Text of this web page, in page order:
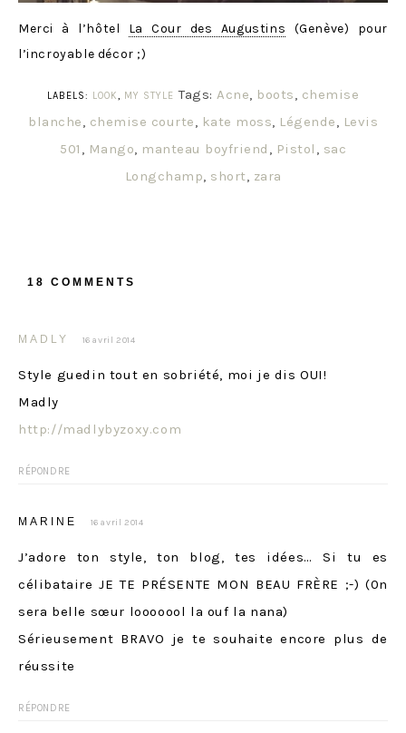
Merci à l’hôtel La Cour des Augustins (Genève) pour
l’incroyable décor ;)
LABELS: LOOK, MY STYLE Tags: Acne, boots, chemise
blanche, chemise courte, kate moss, Légende, Levis
501 , Mango, manteau boyfriend , Pistol , sac
Longchamp, short, zara
18 COMMENTS
MADLY 16 avril 2014
Style guedin tout en sobriété, moi je dis OUI!
Madly
http://madlybyzoxy.com
RÉPONDRE
MARINE 16 avril 2014
J’adore ton style, ton blog, tes idées… Si tu es
célibataire JE TE PRÉSENTE MON BEAU FRÈRE ;-) (0n
sera belle sœur looooool la ouf la nana)
Sérieusement BRAVO je te souhaite encore plus de
réussite
RÉPONDRE